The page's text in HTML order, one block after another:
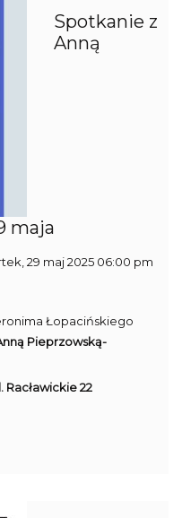
Spotkanie z
Anną
maja
29 maj 2025 06:00 pm
Łopacińskiego
Pieprzowską-
Racławickie 22